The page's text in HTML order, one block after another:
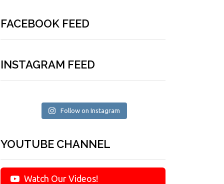
FACEBOOK FEED
INSTAGRAM FEED
Follow on Instagram
YOUTUBE CHANNEL
Watch Our Videos!